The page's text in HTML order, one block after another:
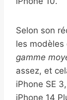
Selon son
les modèles
gamme
assez, et
iPhone SE
iPhone 14